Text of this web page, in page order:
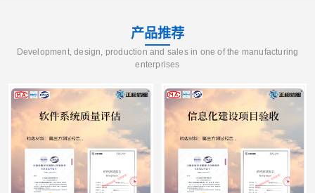
产品推荐
Development, design, production and sales in one of the manufacturing
enterprises